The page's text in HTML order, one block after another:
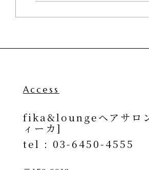
Access
fika&loungeヘアサロ
ィーカ]
tel : 03-6450-4555